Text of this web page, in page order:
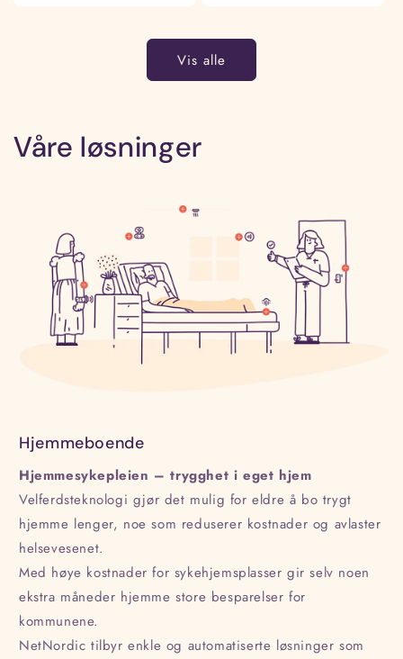
Vis alle
Våre løsninger
Hjemmeboende
Hjemmesykepleien – trygghet i eget hjem
Velferdsteknologi gjør det mulig for eldre å bo trygt
hjemme lenger, noe som reduserer kostnader og avlaster
helsevesenet.
Med høye kostnader for sykehjemsplasser gir selv noen
ekstra måneder hjemme store besparelser for
kommunene.
NetNordic tilbyr enkle og automatiserte løsninger som